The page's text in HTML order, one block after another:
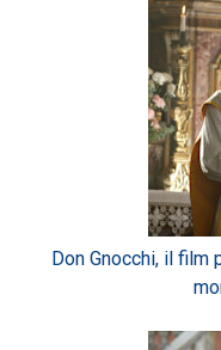
Don Gnocchi, il